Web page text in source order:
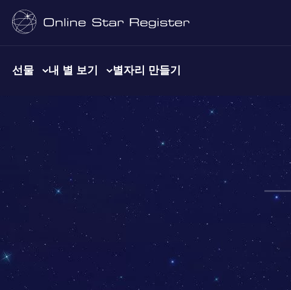
선물 내 별 보기 별자리 만들기